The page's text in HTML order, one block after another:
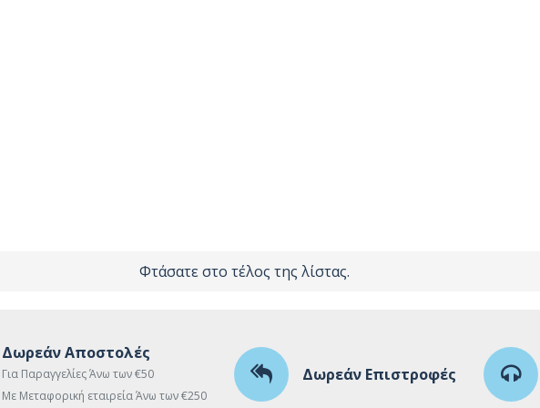
Φτάσατε στο τέλος της λίστας.
Δωρεάν Αποστολές
Για Παραγγελίες Άνω των €50
Με Μεταφορική εταιρεία Άνω των €250
Δωρεάν Επιστροφές